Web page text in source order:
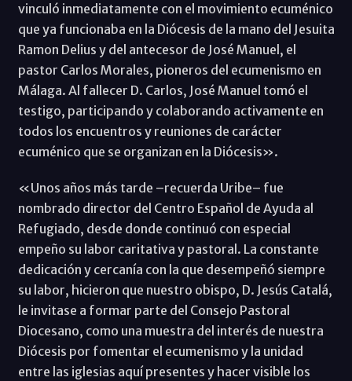
vinculó inmediatamente con el movimiento ecuménico
que ya funcionaba en la Diócesis de la mano del Jesuita
Ramon Delius y del antecesor de José Manuel, el
pastor Carlos Morales, pioneros del ecumenismo en
Málaga. Al fallecer D. Carlos, José Manuel tomó el
testigo, participando y colaborando activamente en
todos los encuentros y reuniones de carácter
ecuménico que se organizan en la Diócesis».
«Unos años más tarde –recuerda Uribe– fue
nombrado director del Centro Español de Ayuda al
Refugiado, desde donde continuó con especial
empeño su labor caritativa y pastoral. La constante
dedicación y cercanía con la que desempeñó siempre
su labor, hicieron que nuestro obispo, D. Jesús Catalá,
le invitase a formar parte del Consejo Pastoral
Diocesano, como una muestra del interés de nuestra
Diócesis por fomentar el ecumenismo y la unidad
entre las iglesias aquí presentes y hacer visible los